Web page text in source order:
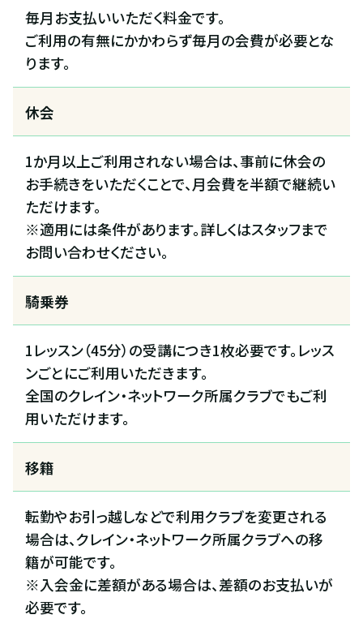
毎月お支払いいただく料金です。
ご利用の有無にかかわらず毎月の会費が必要とな
ります。
休会
1か月以上ご利用されない場合は、事前に休会の
お手続きをいただくことで、月会費を半額で継続い
ただけます。
※適用には条件があります。詳しくはスタッフまで
お問い合わせください。
騎乗券
1レッスン（45分）の受講につき1枚必要です。レッス
ンごとにご利用いただきます。
全国のクレイン・ネットワーク所属クラブでもご利
用いただけます。
移籍
転勤やお引っ越しなどで利用クラブを変更される
場合は、クレイン・ネットワーク所属クラブへの移
籍が可能です。
※入会金に差額がある場合は、差額のお支払いが
必要です。